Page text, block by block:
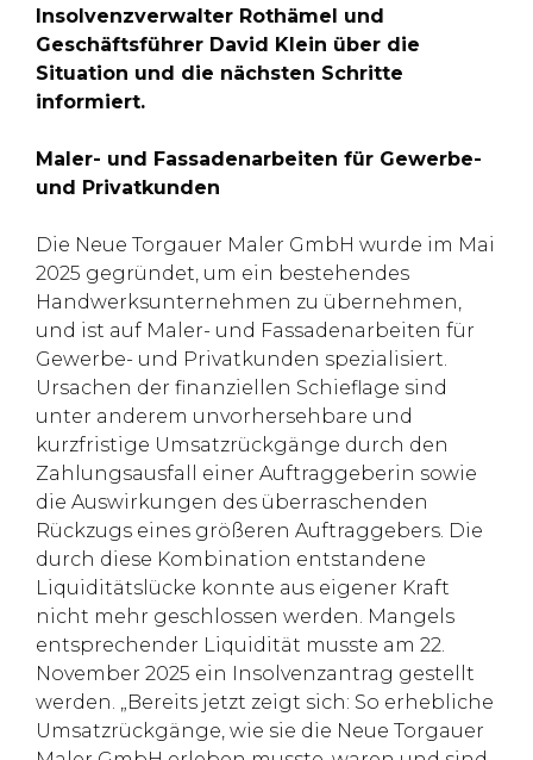
Insolvenzverwalter Rothämel und
Geschäftsführer David Klein über die
Situation und die nächsten Schritte
informiert.
Maler- und Fassadenarbeiten für Gewerbe-
und Privatkunden
Die Neue Torgauer Maler GmbH wurde im Mai
2025 gegründet, um ein bestehendes
Handwerksunternehmen zu übernehmen,
und ist auf Maler- und Fassadenarbeiten für
Gewerbe- und Privatkunden spezialisiert.
Ursachen der finanziellen Schieflage sind
unter anderem unvorhersehbare und
kurzfristige Umsatzrückgänge durch den
Zahlungsausfall einer Auftraggeberin sowie
die Auswirkungen des überraschenden
Rückzugs eines größeren Auftraggebers. Die
durch diese Kombination entstandene
Liquiditätslücke konnte aus eigener Kraft
nicht mehr geschlossen werden. Mangels
entsprechender Liquidität musste am 22.
November 2025 ein Insolvenzantrag gestellt
werden. „Bereits jetzt zeigt sich: So erhebliche
Umsatzrückgänge, wie sie die Neue Torgauer